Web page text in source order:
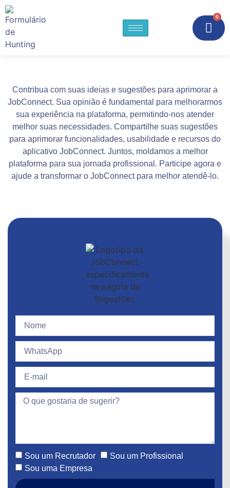
0
Contribua com suas ideias e sugestões para aprimorar a
JobConnect. Sua opinião é fundamental para melhorarmos
sua experiência na plataforma, permitindo-nos atender
melhor suas necessidades. Compartilhe suas sugestões
para aprimorar funcionalidades, usabilidade e recursos do
aplicativo JobConnect. Juntos, moldamos a melhor
plataforma para sua jornada profissional. Participe agora e
ajude a transformar o JobConnect para melhor atendê-lo.
Sou um Recrutador
Sou um Profissional
Sou uma Empresa